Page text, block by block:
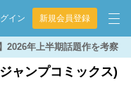
イン 新規会員登録
2026年上半期話題作を考察
ャンプコミックス)